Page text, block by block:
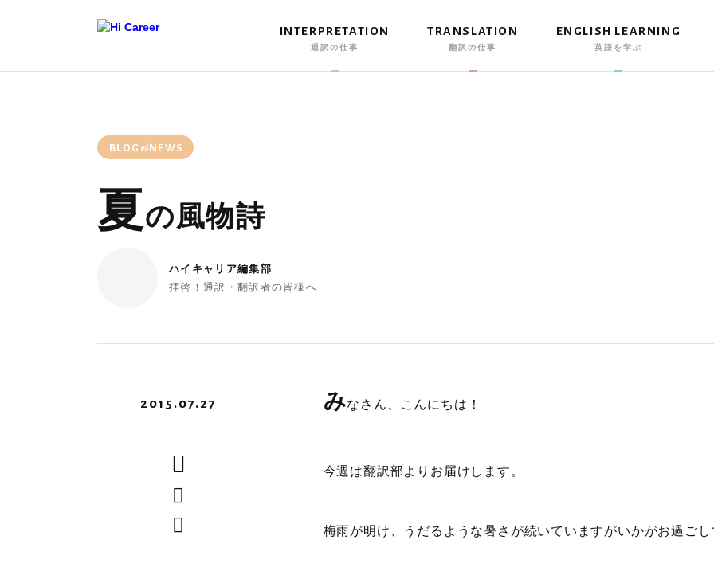
INTERPRETATION
通訳の仕事
TRANSLATION
翻訳の仕事
ENGLISH LEARNING
英語を学ぶ
BLOG&NEWS
夏の風物詩
ハイキャリア編集部
拝啓！通訳・翻訳者の皆様へ
2015.07.27 みなさん、こんにちは！
今週は翻訳部よりお届けします。
梅雨が明け、うだるような暑さが続いていますがいかがお過ご